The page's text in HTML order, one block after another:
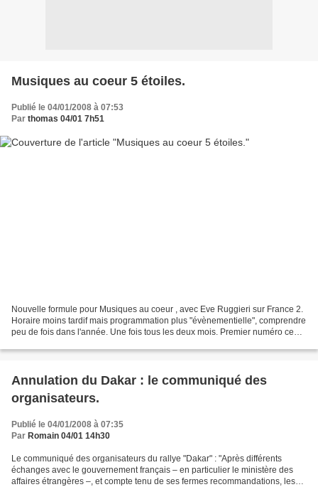
Musiques au coeur 5 étoiles.
Publié le 04/01/2008 à 07:53
Par thomas 04/01 7h51
Nouvelle formule pour Musiques au coeur , avec Eve Ruggieri sur France 2.
Horaire moins tardif mais programmation plus "évènementielle", comprendre
peu de fois dans l'année. Une fois tous les deux mois. Premier numéro ce
Annulation du Dakar : le communiqué des
organisateurs.
Publié le 04/01/2008 à 07:35
Par Romain 04/01 14h30
Le communiqué des organisateurs du rallye "Dakar" : "Après différents
échanges avec le gouvernement français – en particulier le ministère des
affaires étrangères –, et compte tenu de ses fermes recommandations, les